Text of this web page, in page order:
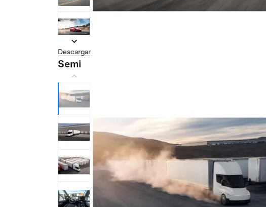
Descargar
Semi